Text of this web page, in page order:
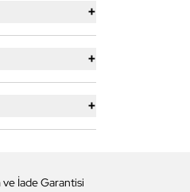
+
+
+
ve İade Garantisi